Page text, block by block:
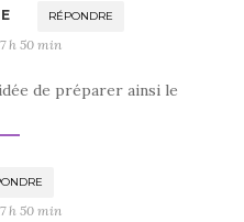
RÉPONDRE
h 50 min
de préparer ainsi le
h 50 min